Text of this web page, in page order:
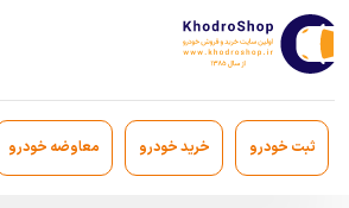
ثبت خودرو خرید خودرو معاوضه خودرو